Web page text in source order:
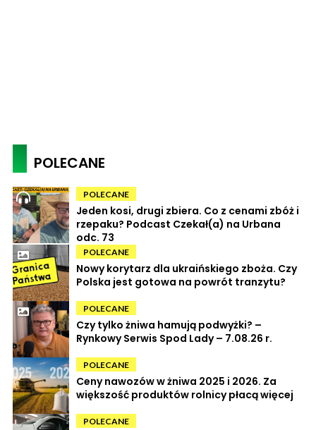
POLECANE
POLECANE
Jeden kosi, drugi zbiera. Co z cenami zbóż i
rzepaku? Podcast Czekał(a) na Urbana
odc. 73
POLECANE
Nowy korytarz dla ukraińskiego zboża. Czy
Polska jest gotowa na powrót tranzytu?
POLECANE
Czy tylko żniwa hamują podwyżki? –
Rynkowy Serwis Spod Lady – 7.08.26 r.
POLECANE
Ceny nawozów w żniwa 2025 i 2026. Za
większość produktów rolnicy płacą więcej
POLECANE